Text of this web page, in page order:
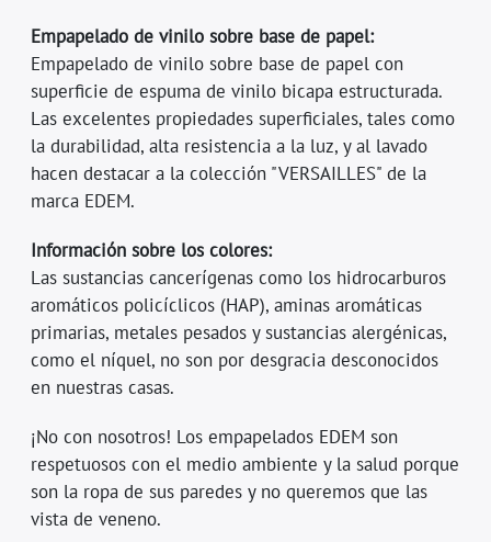
Empapelado de vinilo sobre base de papel:
Empapelado de vinilo sobre base de papel con
superficie de espuma de vinilo bicapa estructurada.
Las excelentes propiedades superficiales, tales como
la durabilidad, alta resistencia a la luz, y al lavado
hacen destacar a la colección "VERSAILLES" de la
marca EDEM.
Información sobre los colores:
Las sustancias cancerígenas como los hidrocarburos
aromáticos policíclicos (HAP), aminas aromáticas
primarias, metales pesados y sustancias alergénicas,
como el níquel, no son por desgracia desconocidos
en nuestras casas.
¡No con nosotros! Los empapelados EDEM son
respetuosos con el medio ambiente y la salud porque
son la ropa de sus paredes y no queremos que las
vista de veneno.